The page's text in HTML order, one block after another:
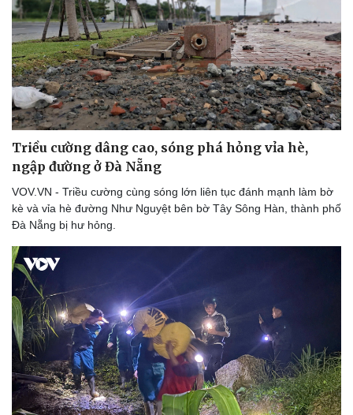
Doanh nghiệp
Thông tin doanh nghiệp
Doanh nghiệp 24h
Doanh nhân
Vì cộng đồng
Công nghệ
Sành điệu
Tin Công nghệ
Trải nghiệm
Chuyển đổi số
Triều cường dâng cao, sóng phá hỏng vỉa hè,
ngập đường ở Đà Nẵng
VOV.VN - Triều cường cùng sóng lớn liên tục đánh mạnh làm bờ
kè và vỉa hè đường Như Nguyệt bên bờ Tây Sông Hàn, thành phố
Đà Nẵng bị hư hỏng.